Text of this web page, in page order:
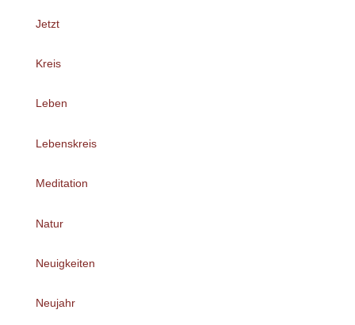
Jetzt
Kreis
Leben
Lebenskreis
Meditation
Natur
Neuigkeiten
Neujahr